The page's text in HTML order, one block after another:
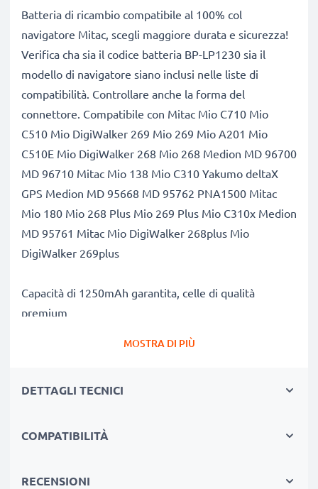
Batteria di ricambio compatibile al 100% col
navigatore Mitac, scegli maggiore durata e sicurezza!
Verifica cha sia il codice batteria BP-LP1230 sia il
modello di navigatore siano inclusi nelle liste di
compatibilità. Controllare anche la forma del
connettore. Compatibile con Mitac Mio C710 Mio
C510 Mio DigiWalker 269 Mio 269 Mio A201 Mio
C510E Mio DigiWalker 268 Mio 268 Medion MD 96700
MD 96710 Mitac Mio 138 Mio C310 Yakumo deltaX
GPS Medion MD 95668 MD 95762 PNA1500 Mitac
Mio 180 Mio 268 Plus Mio 269 Plus Mio C310x Medion
MD 95761 Mitac Mio DigiWalker 268plus Mio
DigiWalker 269plus
Capacità di 1250mAh garantita, celle di qualità
premium
aventi stesso peso e maggiore capacità, ciò che alla
compatible e nuova, dispone di una capacità reale di
MOSTRA DI PIÙ
DETTAGLI TECNICI
COMPATIBILITÀ
RECENSIONI